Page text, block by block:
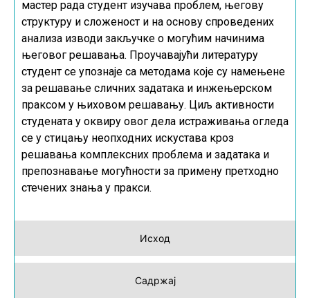
Исход
Садржај
мастер рада студент изучава проблем, његову
структуру и сложеност и на основу спроведених
анализа изводи закључке о могућим начинима
његовог решавања. Проучавајући литературу
студент се упознаје са методама које су намењене
за решавање сличних задатака и инжењерском
праксом у њиховом решавању. Циљ активности
студената у оквиру овог дела истраживања огледа
се у стицању неопходних искустава кроз
решавања комплексних проблема и задатака и
препознавање могућности за примену претходно
стечених знања у пракси.